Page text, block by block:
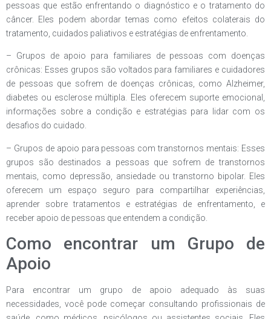
pessoas que estão enfrentando o diagnóstico e o tratamento do
câncer. Eles podem abordar temas como efeitos colaterais do
tratamento, cuidados paliativos e estratégias de enfrentamento.
– Grupos de apoio para familiares de pessoas com doenças
crônicas: Esses grupos são voltados para familiares e cuidadores
de pessoas que sofrem de doenças crônicas, como Alzheimer,
diabetes ou esclerose múltipla. Eles oferecem suporte emocional,
informações sobre a condição e estratégias para lidar com os
desafios do cuidado.
– Grupos de apoio para pessoas com transtornos mentais: Esses
grupos são destinados a pessoas que sofrem de transtornos
mentais, como depressão, ansiedade ou transtorno bipolar. Eles
oferecem um espaço seguro para compartilhar experiências,
aprender sobre tratamentos e estratégias de enfrentamento, e
receber apoio de pessoas que entendem a condição.
Como encontrar um Grupo de
Apoio
Para encontrar um grupo de apoio adequado às suas
necessidades, você pode começar consultando profissionais de